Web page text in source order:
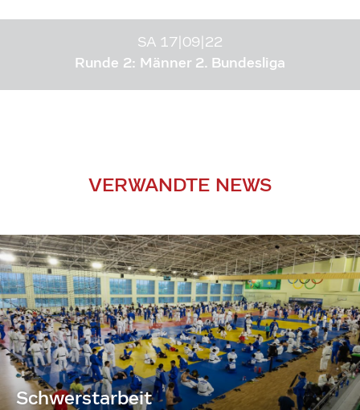
SA 17|09|22
Runde 2: Männer 2. Bundesliga
VERWANDTE NEWS
Schwerstarbeit